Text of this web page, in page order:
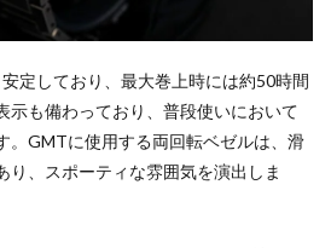
定しており、最大巻上時には約50時間
示も備わっており、普段使いにおいて
。GMTに使用する両回転ベゼルは、滑
り、スポーティな雰囲気を演出しま